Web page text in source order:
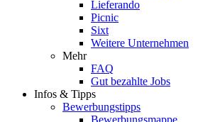
Lieferando
Picnic
Sixt
Weitere Unternehmen
Mehr
FAQ
Gut bezahlte Jobs
Infos & Tipps
Bewerbungstipps
Bewerbungsmappe